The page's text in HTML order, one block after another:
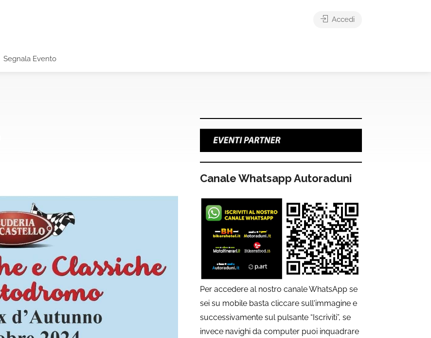
Segnala Evento
Accedi
Canale Whatsapp Autoraduni
Per accedere al nostro canale WhatsApp se
sei su mobile basta cliccare sull'immagine e
successivamente sul pulsante “Iscriviti”, se
invece navighi da computer puoi inquadrare